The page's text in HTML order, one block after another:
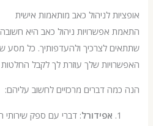
לניהול כאב מותאמות אישית
ניהול כאב היא חשובה מאוד כדי
לצרכיך ולהעדפותיך. כל מסע של אם הוא
שלך עוזרת לך לקבל החלטות חכמות.
דברים מרכזיים לחשוב עליהם:
אפידורל : דברי עם ספק שירותי הבריאות